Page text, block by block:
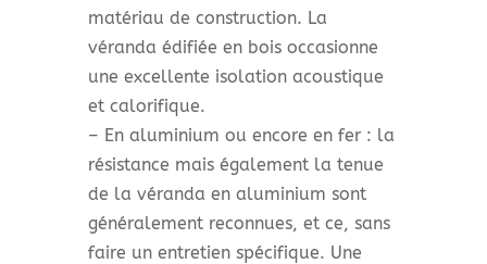
matériau de construction. La
véranda édifiée en bois occasionne
une excellente isolation acoustique
et calorifique.
– En aluminium ou encore en fer : la
résistance mais également la tenue
de la véranda en aluminium sont
généralement reconnues, et ce, sans
faire un entretien spécifique. Une